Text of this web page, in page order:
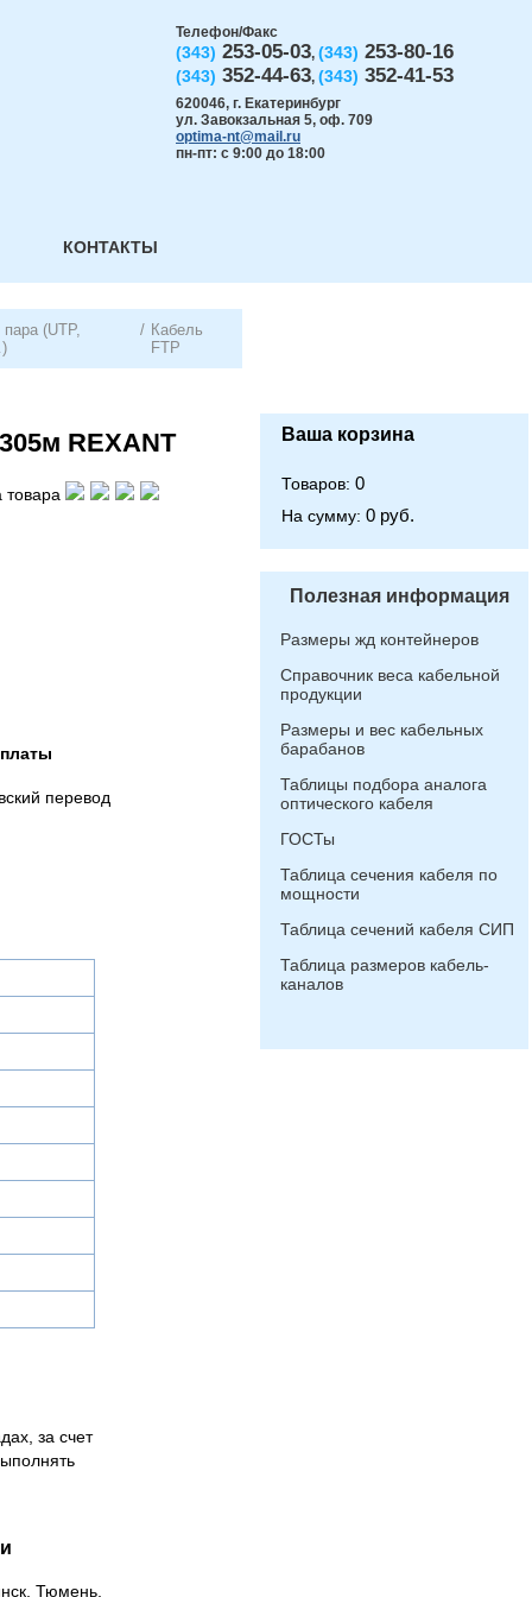
Телефон/Факс
(343) 253-05-03, (343) 253-80-16
(343) 352-44-63, (343) 352-41-53
620046, г. Екатеринбург
ул. Завокзальная 5, оф. 709
optima-nt@mail.ru
пн-пт: с 9:00 до 18:00
КОНТАКТЫ
пара (UTP,
/ Кабель
FTP
REXANT
товара
перевод
за счет
Тюмень,
Ваша корзина
Товаров: 0
На сумму: 0 руб.
Полезная информация
Размеры жд контейнеров
Справочник веса кабельной
продукции
Размеры и вес кабельных
барабанов
Таблицы подбора аналога
оптического кабеля
ГОСТы
Таблица сечения кабеля по
мощности
Таблица сечений кабеля СИП
Таблица размеров кабель-
каналов